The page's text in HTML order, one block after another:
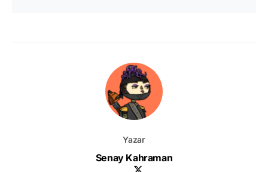
Yazar
Senay Kahraman